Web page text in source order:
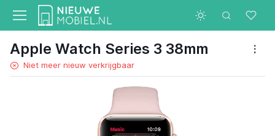
Apple Watch Series 3 38mm
Niet meer nieuw verkrijgbaar